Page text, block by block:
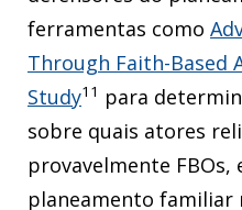
ferramentas como
Through Faith-Based
Study11 para
sobre quais atores
provavelmente
planeamento familiar